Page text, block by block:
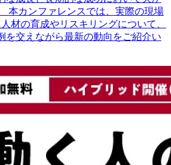
本カンファレンスでは、実際の現場
材の育成やリスキリングについて、
を交えながら最新の動向をご紹介い